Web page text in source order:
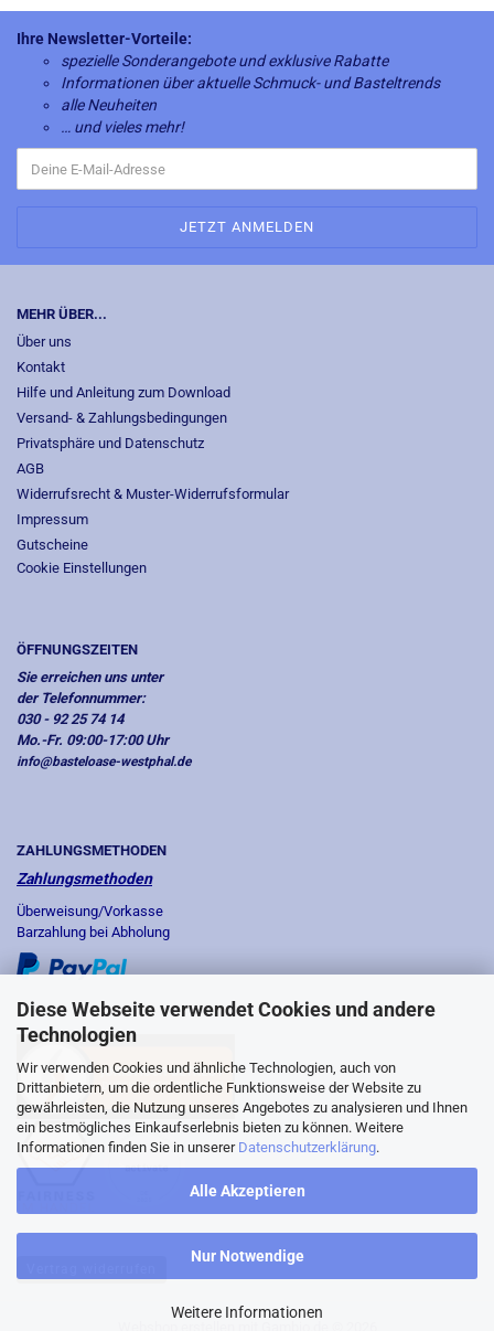
Diese Webseite verwendet Cookies und andere
Technologien
Wir verwenden Cookies und ähnliche Technologien, auch von
Drittanbietern, um die ordentliche Funktionsweise der Website zu
gewährleisten, die Nutzung unseres Angebotes zu analysieren und Ihnen
ein bestmögliches Einkaufserlebnis bieten zu können. Weitere
Informationen finden Sie in unserer Datenschutzerklärung.
Alle Akzeptieren
Nur Notwendige
Weitere Informationen
Ihre Newsletter-Vorteile:
spezielle Sonderangebote und exklusive Rabatte
Informationen über aktuelle Schmuck- und Basteltrends
alle Neuheiten
… und vieles mehr!
MEHR ÜBER...
Über uns
Kontakt
Hilfe und Anleitung zum Download
Versand- & Zahlungsbedingungen
Privatsphäre und Datenschutz
AGB
Widerrufsrecht & Muster-Widerrufsformular
Impressum
Gutscheine
Cookie Einstellungen
ÖFFNUNGSZEITEN
Sie erreichen uns unter
der Telefonnummer:
030 - 92 25 74 14
Mo.-Fr. 09:00-17:00 Uhr
info@basteloase-westphal.de
ZAHLUNGSMETHODEN
Zahlungsmethoden
Überweisung/Vorkasse
Barzahlung bei Abholung